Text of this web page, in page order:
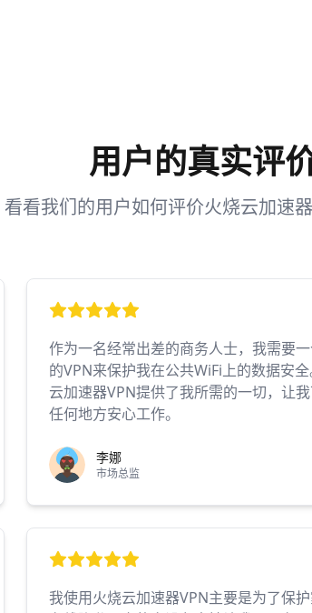
用户的真实评
看看我们的用户如何评价火烧云加速
作为一名经常出差的商务人士，我需要
的VPN来保护我在公共WiFi上的数据安
云加速器VPN提供了我所需的一切，让
任何地方安心工作。
李娜
市场总监
我使用火烧云加速器VPN主要是为了保